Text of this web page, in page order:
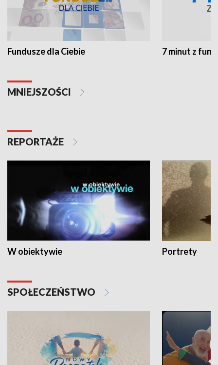
Fundusze dla Ciebie 7 minut z
MNIEJSZOŚCI
REPORTAŻE
W obiektywie Portrety
SPOŁECZEŃSTWO